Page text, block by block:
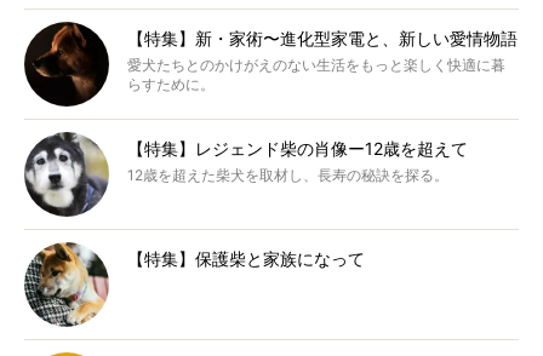
【特集】新・家術〜進化型家電と、新しい愛情物語
愛犬たちとのかけがえのない生活をもっと楽しく快適に暮
らすために。
【特集】レジェンド柴の肖像ー12歳を超えて
12歳を超えた柴犬を取材し、長寿の秘訣を探る。
【特集】保護柴と家族になって